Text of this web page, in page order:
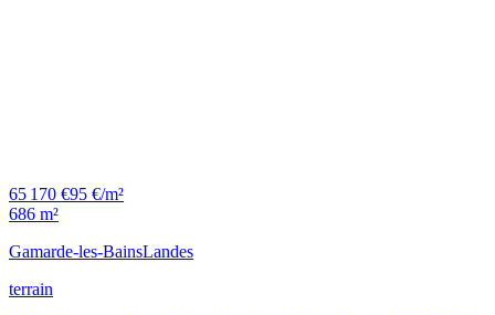
65 170 €95 €/m²
686 m²
Gamarde-les-BainsLandes
terrain